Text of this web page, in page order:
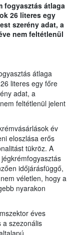
fogyasztás átlaga
26 literes egy
szerény adat, a
nem feltétlenül
átlaga
literes egy főre
adat, a
feltétlenül jelent
év
eloszlása erős
tükröz. A
időjárásfüggő,
véletlen, hogy a
nyarakon
éves
a szezonális